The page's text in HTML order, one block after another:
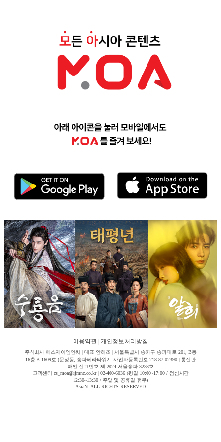
이용약관 개인정보처리방침
주식회사 에스제이엠엔씨 | 대표 안해조 | 서울특별시 송파구 송파대로 201, B동
16층 B-1609호 (문정동, 송파테라타워2) 사업자등록번호 218-87-02390 | 통신판
매업 신고번호 제-2024-서울송파-3233호
고객센터 cs_moa@sjmnc.co.kr | 02-400-6036 (평일 10:00~17:00 / 점심시간
12:30~13:30 / 주말 및 공휴일 휴무)
AsiaN. ALL RIGHTS RESERVED